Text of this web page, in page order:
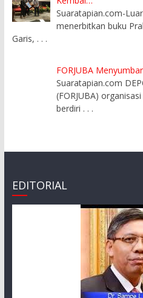
Suaratapian.com-
menerbitkan buku
Garis, . . .
FORJUBA
Suaratapian.com
(FORJUBA)
berdiri . . .
EDITORIAL